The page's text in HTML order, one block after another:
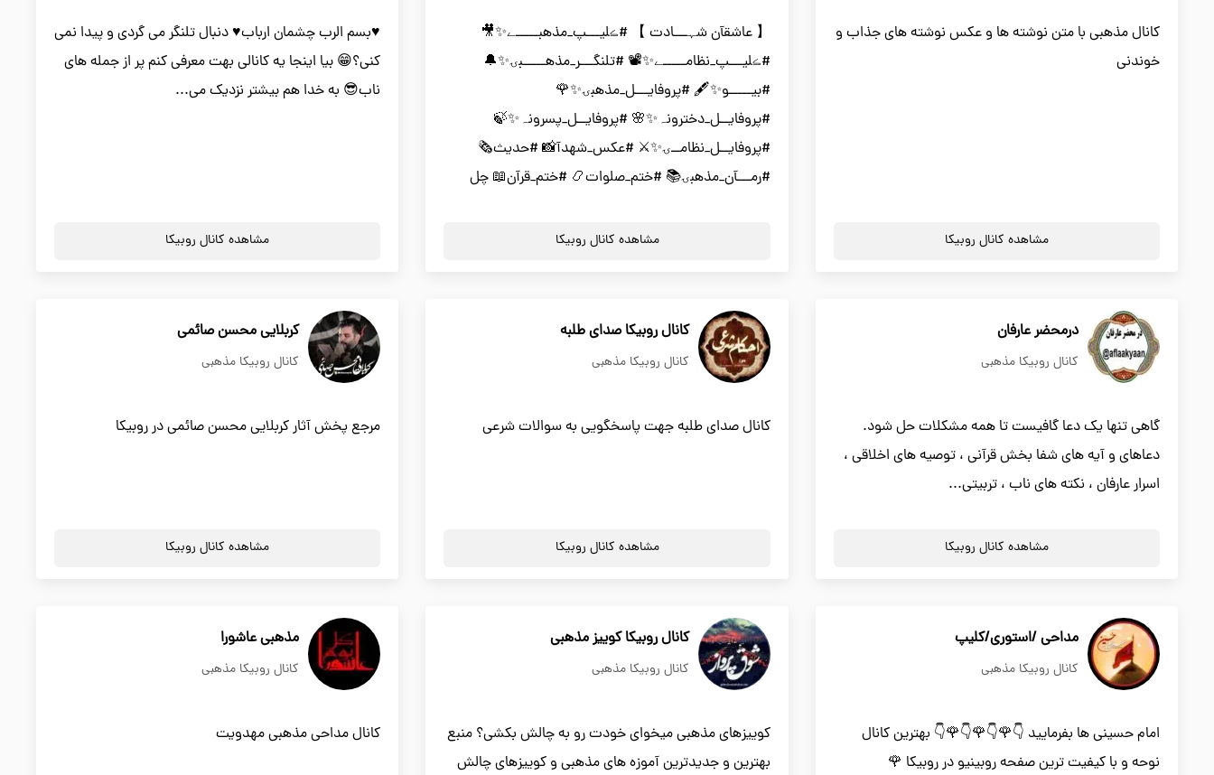
کانال مذهبی با متن نوشته ها و عکس نوشته های جذاب و
خوندنی
مشاهده کانال روبیکا
【 عاشقآن شہـــادت 】 #ڪلیـــپ_مذهبـــــے✨🎥
#ڪلیـــپ_نظامـــــے✨📽 #تلنگـــر_مذهـــــبۍ✨🔔
#بیـــــو✨🖋 #پروفایـــل_مذهبۍ✨🌹
#پروفایــل_دخترونہ✨🌸 #پروفایــل_پسرونہ✨🍃
#پروفایــل_نظامــۍ✨⚔ #عکس_شهدآ📸 #حدیث🗞
#رمـــآن_مذهبۍ📚 #ختم_صلوات📿 #ختم_قرآن📖 چل
مشاهده کانال روبیکا
♥️بسم الرب چشمان ارباب♥️ دنبال تلنگر می گردی و پیدا نمی
کنی؟😁 بیا اینجا یه کانالی بهت معرفی کنم پر از جمله های
ناب😎 به خدا هم بیشتر نزدیک می...
مشاهده کانال روبیکا
درمحضر عارفان
کانال روبیکا مذهبی
گاهی تنها یک دعا گافیست تا همه مشکلات حل شود.
دعاهای و آیه های شفا بخش قرآنی ، توصیه های اخلاقی ،
اسرار عارفان ، نکته های ناب ، تربیتی...
مشاهده کانال روبیکا
کانال روبیکا صدای طلبه
کانال روبیکا مذهبی
کانال صدای طلبه جهت پاسخگویی به سوالات شرعی
مشاهده کانال روبیکا
کربلایی محسن صائمی
کانال روبیکا مذهبی
مرجع پخش آثار کربلایی محسن صائمی در روبیکا
مشاهده کانال روبیکا
مداحی /استوری/کلیپ
کانال روبیکا مذهبی
امام حسینی ها بفرمایید 👇🌹👇🌹👇🌹👇 بهترین کانال
نوحه و با کیفیت ترین صفحه روبینیو در روبیکا 🌹
کانال روبیکا کوییز مذهبی
کانال روبیکا مذهبی
کوییزهای مذهبی میخوای خودت رو به چالش بکشی؟ منبع
بهترین و جدیدترین آموزه های مذهبی و کوییزهای چالش
مذهبی عاشورا
کانال روبیکا مذهبی
کانال مداحی مذهبی مهدویت